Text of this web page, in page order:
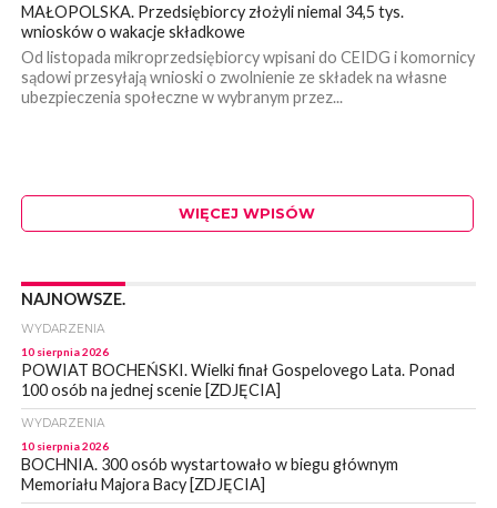
MAŁOPOLSKA. Przedsiębiorcy złożyli niemal 34,5 tys.
wniosków o wakacje składkowe
Od listopada mikroprzedsiębiorcy wpisani do CEIDG i komornicy
sądowi przesyłają wnioski o zwolnienie ze składek na własne
ubezpieczenia społeczne w wybranym przez...
WIĘCEJ WPISÓW
NAJNOWSZE.
WYDARZENIA
10 sierpnia 2026
POWIAT BOCHEŃSKI. Wielki finał Gospelovego Lata. Ponad
100 osób na jednej scenie [ZDJĘCIA]
WYDARZENIA
10 sierpnia 2026
BOCHNIA. 300 osób wystartowało w biegu głównym
Memoriału Majora Bacy [ZDJĘCIA]